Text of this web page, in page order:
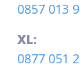
0857 013
XL:
0877 051